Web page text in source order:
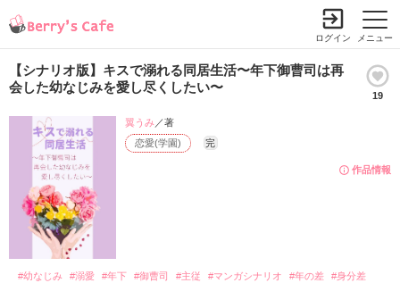
メニュー
ログイン
【シナリオ版】キスで溺れる同居生活〜年下御曹司は再
会した幼なじみを愛し尽くしたい〜
19
作品情報
恋愛(学園) 完
翼うみ／著
#幼なじみ #溺愛 #年下 #御曹司 #主従 #マンガシナリオ #年の差 #身分差